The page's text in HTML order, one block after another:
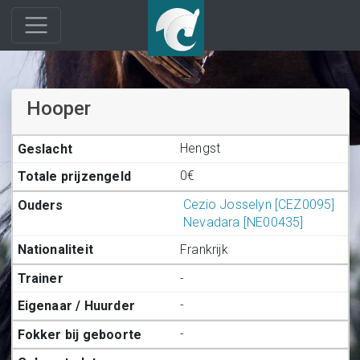
Hooper
Hengst
0€
Cezio Josselyn [CEZ0095]
Nevadara [NE00435]
Frankrijk
-
-
-